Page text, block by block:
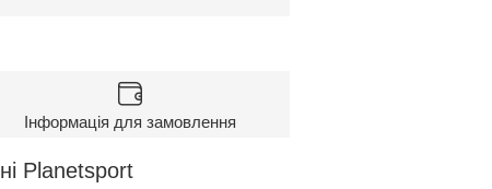
Інформація для замовлення
Planetsport